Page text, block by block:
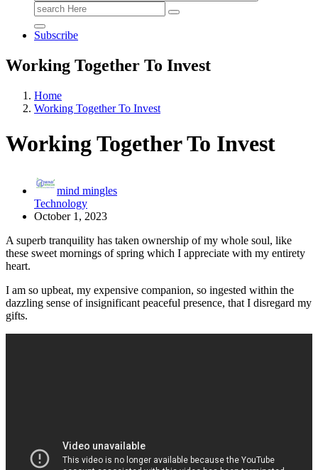
Search
for:
Subscribe
Working Together To Invest
Home
Working Together To Invest
Working Together To Invest
mind mingles
Technology
October 1, 2023
A superb tranquility has taken ownership of my whole soul, like
these sweet mornings of spring which I appreciate with my entirety
heart.
I am so upbeat, my expensive companion, so ingested within the
dazzling sense of insignificant peaceful presence, that I disregard my
gifts.